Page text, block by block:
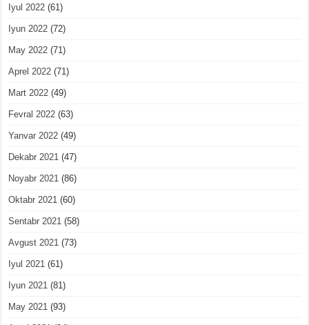
Iyul 2022 (61)
Iyun 2022 (72)
May 2022 (71)
Aprel 2022 (71)
Mart 2022 (49)
Fevral 2022 (63)
Yanvar 2022 (49)
Dekabr 2021 (47)
Noyabr 2021 (86)
Oktabr 2021 (60)
Sentabr 2021 (58)
Avgust 2021 (73)
Iyul 2021 (61)
Iyun 2021 (81)
May 2021 (93)